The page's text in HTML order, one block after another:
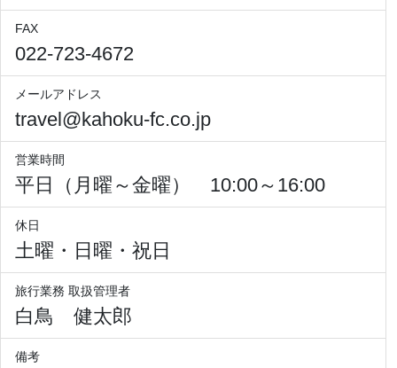
FAX
022-723-4672
メールアドレス
travel@kahoku-fc.co.jp
営業時間
平日（月曜～金曜） 10:00～16:00
休日
土曜・日曜・祝日
旅行業務 取扱管理者
白鳥 健太郎
備考